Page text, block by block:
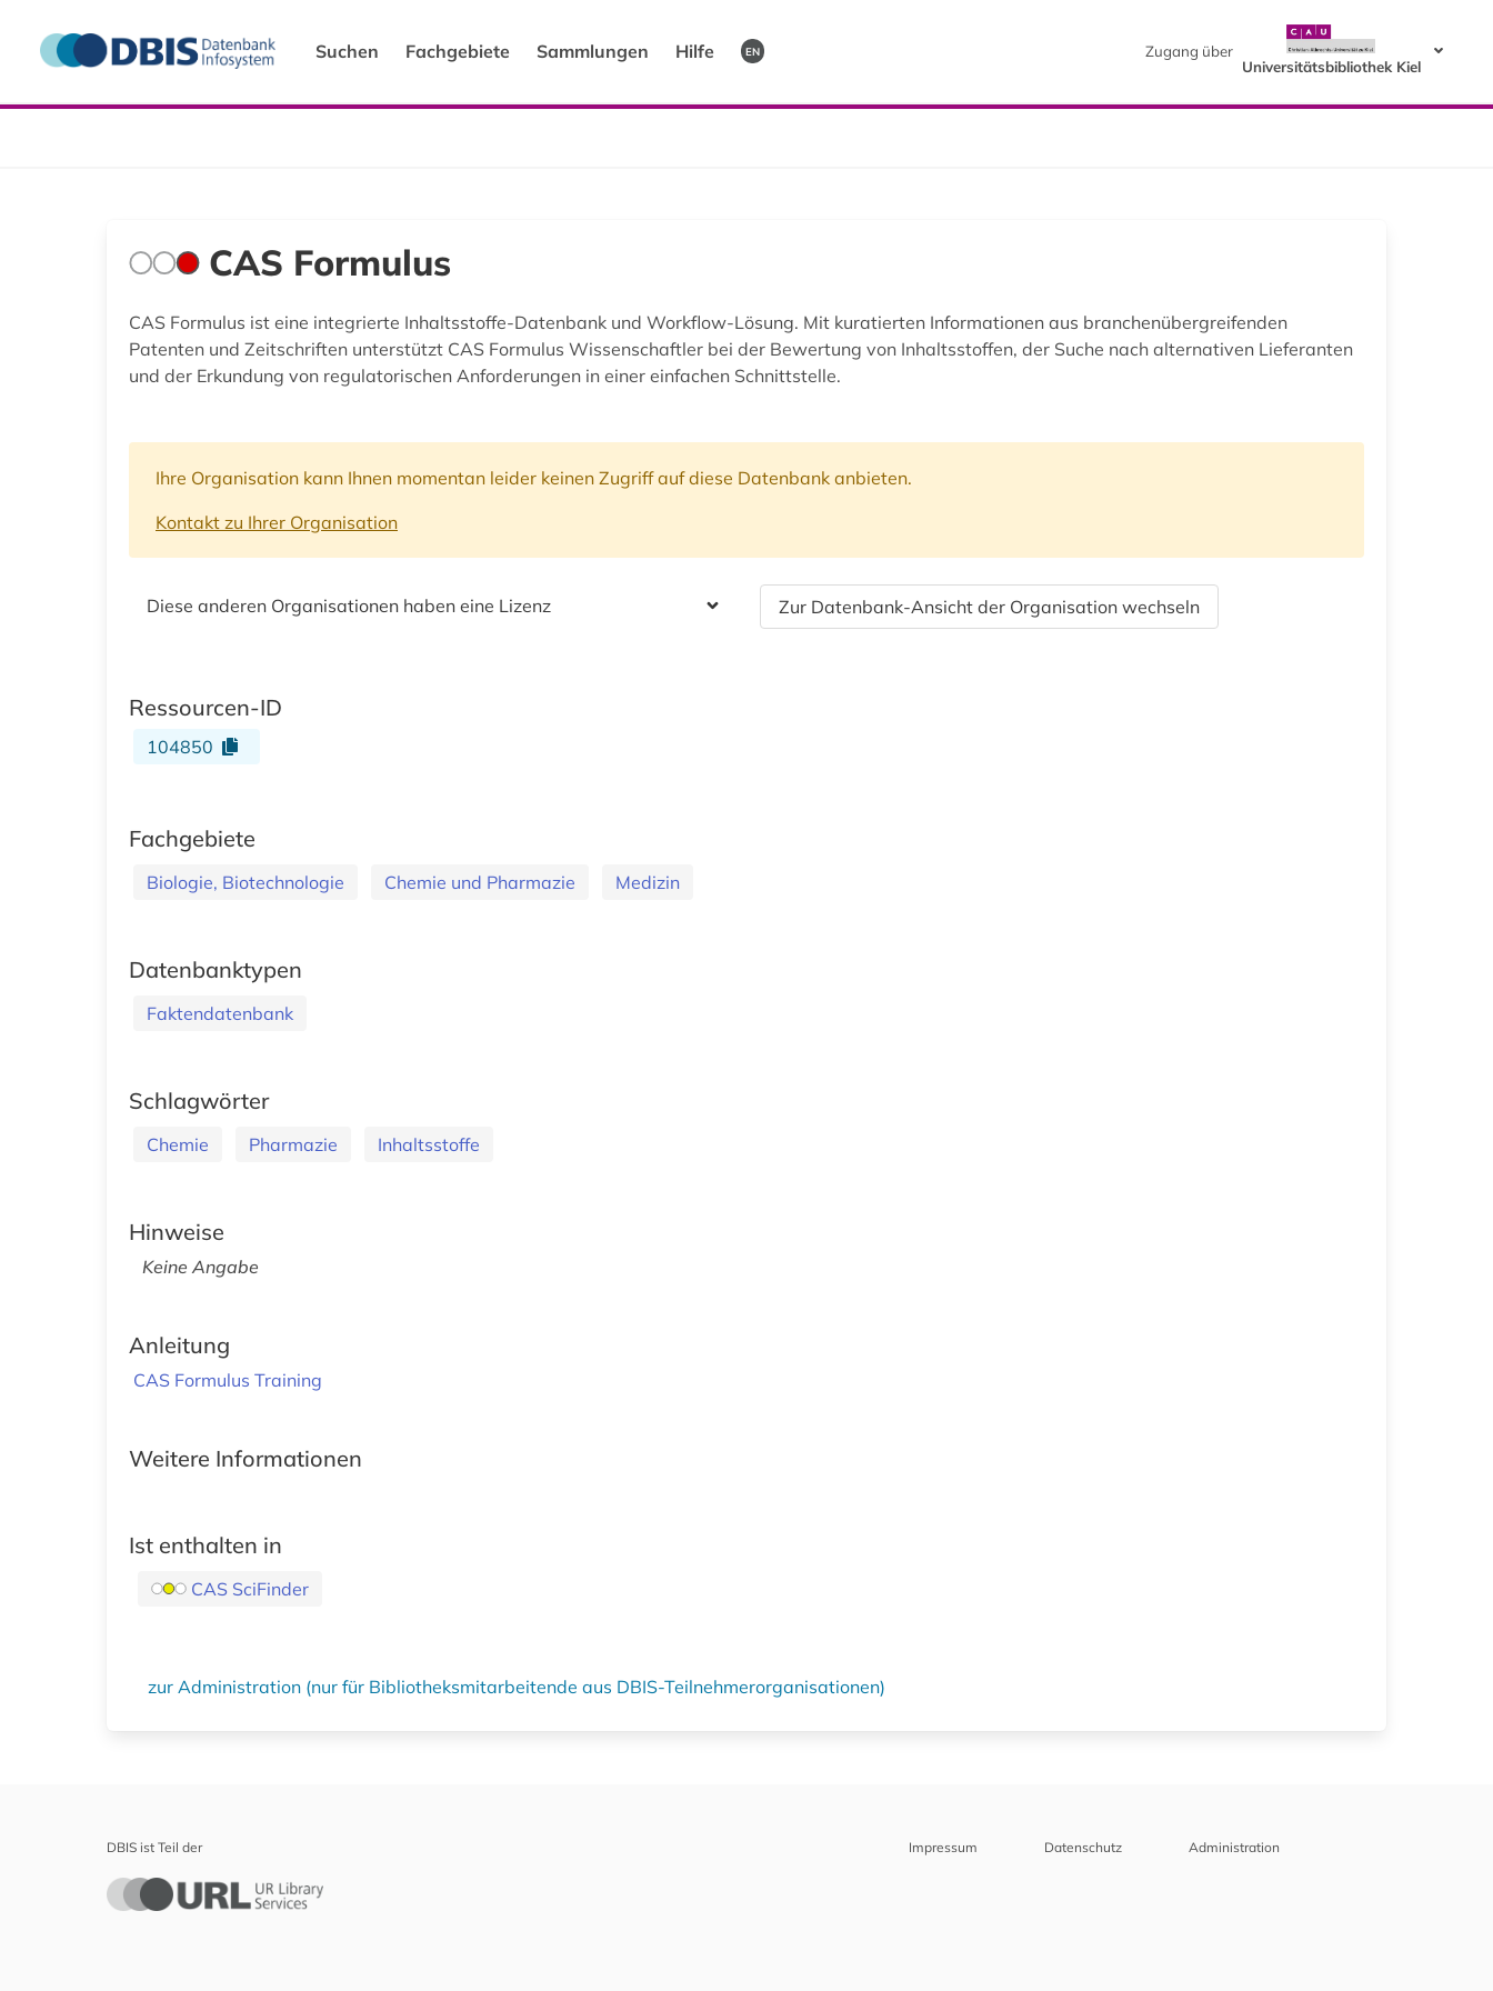
Suchen Fachgebiete Sammlungen Hilfe EN
Zugang über
Universitätsbibliothek Kiel
CAS Formulus
CAS Formulus ist eine integrierte Inhaltsstoffe-Datenbank und Workflow-Lösung. Mit kuratierten Informationen aus branchenübergreifenden
Patenten und Zeitschriften unterstützt CAS Formulus Wissenschaftler bei der Bewertung von Inhaltsstoffen, der Suche nach alternativen Lieferanten
und der Erkundung von regulatorischen Anforderungen in einer einfachen Schnittstelle.
Ihre Organisation kann Ihnen momentan leider keinen Zugriff auf diese Datenbank anbieten.
Kontakt zu Ihrer Organisation
Diese anderen Organisationen haben eine Lizenz Zur Datenbank-Ansicht der Organisation wechseln
Ressourcen-ID
104850
Fachgebiete
Biologie, Biotechnologie Chemie und Pharmazie Medizin
Datenbanktypen
Faktendatenbank
Schlagwörter
Chemie Pharmazie Inhaltsstoffe
Hinweise
Keine Angabe
Anleitung
CAS Formulus Training
Weitere Informationen
Ist enthalten in
CAS SciFinder
zur Administration (nur für Bibliotheksmitarbeitende aus DBIS-Teilnehmerorganisationen)
DBIS ist Teil der Impressum Datenschutz Administration